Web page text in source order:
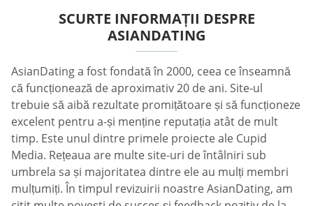
SCURTE INFORMAȚII DESPRE
ASIANDATING
AsianDating a fost fondată în 2000, ceea ce înseamnă
că funcționează de aproximativ 20 de ani. Site-ul
trebuie să aibă rezultate promițătoare și să funcționeze
excelent pentru a-și menține reputația atât de mult
timp. Este unul dintre primele proiecte ale Cupid
Media. Rețeaua are multe site-uri de întâlniri sub
umbrela sa și majoritatea dintre ele au mulți membri
mulțumiți. În timpul revizuirii noastre AsianDating, am